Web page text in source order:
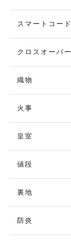
スマートコード
クロスオーバー
織物
火事
皇室
値段
裏地
防炎